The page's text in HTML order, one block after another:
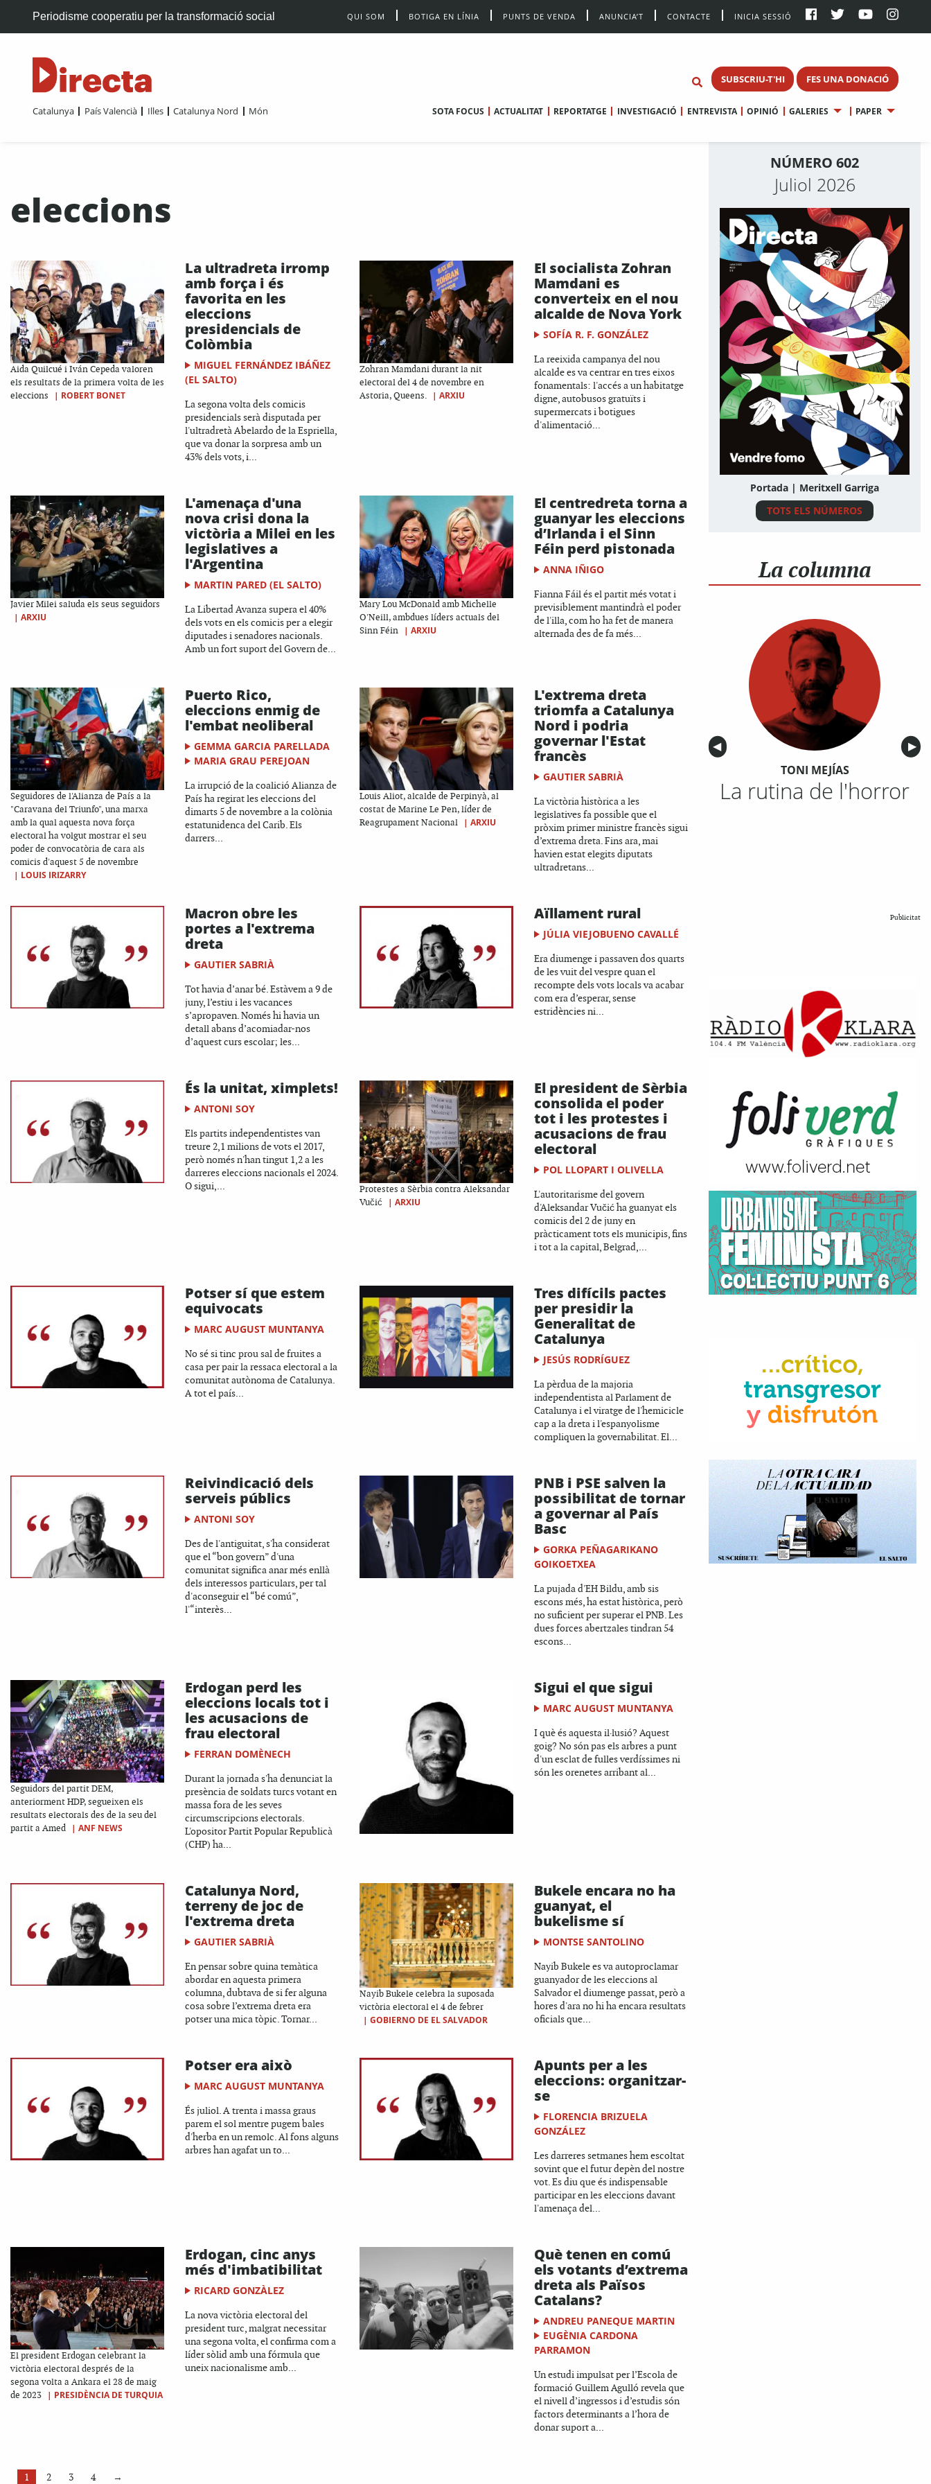
Periodisme cooperatiu per la transformació social QUI SOM BOTIGA EN LÍNIA PUNTS DE VENDA ANUNCIA’T CONTACTE INICIA SESSIÓ
SUBSCRIU-T'HI FES UNA DONACIÓ
Catalunya País Valencià Illes Catalunya Nord Món SOTA FOCUS ACTUALITAT REPORTATGE INVESTIGACIÓ ENTREVISTA OPINIÓ GALERIES PAPER
eleccions
Aida Quilcué i Iván Cepeda valoren
els resultats de la primera volta de les
eleccions
| ROBERT BONET
La ultradreta irromp
amb força i és
favorita en les
eleccions
presidencials de
Colòmbia
MIGUEL FERNÁNDEZ IBÁÑEZ
(EL SALTO)
La segona volta dels comicis
presidencials serà disputada per
l'ultradretà Abelardo de la Espriella,
que va donar la sorpresa amb un
43% dels vots, i...
Zohran Mamdani durant la nit
electoral del 4 de novembre en
Astoria, Queens.
| ARXIU
El socialista Zohran
Mamdani es
converteix en el nou
alcalde de Nova York
SOFÍA R. F. GONZÁLEZ
La reeixida campanya del nou
alcalde es va centrar en tres eixos
fonamentals: l'accés a un habitatge
digne, autobusos gratuïts i
supermercats i botigues
d'alimentació...
Javier Milei saluda els seus seguidors
| ARXIU
L'amenaça d'una
nova crisi dona la
victòria a Milei en les
legislatives a
l'Argentina
MARTIN PARED (EL SALTO)
La Libertad Avanza supera el 40%
dels vots en els comicis per a elegir
diputades i senadores nacionals.
Amb un fort suport del Govern de...
Mary Lou McDonald amb Michelle
O'Neill, ambdues líders actuals del
Sinn Féin
| ARXIU
El centredreta torna a
guanyar les eleccions
d’Irlanda i el Sinn
Féin perd pistonada
ANNA IÑIGO
Fianna Fáil és el partit més votat i
previsiblement mantindrà el poder
de l'illa, com ho ha fet de manera
alternada des de fa més...
Seguidores de l'Alianza de País a la
"Caravana del Triunfo", una marxa
amb la qual aquesta nova força
electoral ha volgut mostrar el seu
poder de convocatòria de cara als
comicis d'aquest 5 de novembre
| LOUIS IRIZARRY
Puerto Rico,
eleccions enmig de
l'embat neoliberal
GEMMA GARCIA PARELLADA
MARIA GRAU PEREJOAN
La irrupció de la coalició Alianza de
País ha regirat les eleccions del
dimarts 5 de novembre a la colònia
estatunidenca del Carib. Els
darrers...
Louis Aliot, alcalde de Perpinyà, al
costat de Marine Le Pen, líder de
Reagrupament Nacional
| ARXIU
L'extrema dreta
triomfa a Catalunya
Nord i podria
governar l'Estat
francès
GAUTIER SABRIÀ
La victòria històrica a les
legislatives fa possible que el
pròxim primer ministre francès sigui
d’extrema dreta. Fins ara, mai
havien estat elegits diputats
ultradretans...
Macron obre les
portes a l'extrema
dreta
GAUTIER SABRIÀ
Tot havia d’anar bé. Estàvem a 9 de
juny, l’estiu i les vacances
s’apropaven. Només hi havia un
detall abans d’acomiadar-nos
d’aquest curs escolar; les...
Aïllament rural
JÚLIA VIEJOBUENO CAVALLÉ
Era diumenge i passaven dos quarts
de les vuit del vespre quan el
recompte dels vots locals va acabar
com era d’esperar, sense
estridències ni...
És la unitat, ximplets!
ANTONI SOY
Els partits independentistes van
treure 2,1 milions de vots el 2017,
però només n'han tingut 1,2 a les
darreres eleccions nacionals el 2024.
O sigui,...
Protestes a Sèrbia contra Aleksandar
Vučić
| ARXIU
El president de Sèrbia
consolida el poder
tot i les protestes i
acusacions de frau
electoral
POL LLOPART I OLIVELLA
L'autoritarisme del govern
d'Aleksandar Vučić ha guanyat els
comicis del 2 de juny en
pràcticament tots els municipis, fins
i tot a la capital, Belgrad,...
Potser sí que estem
equivocats
MARC AUGUST MUNTANYA
No sé si tinc prou sal de fruites a
casa per pair la ressaca electoral a la
comunitat autònoma de Catalunya.
A tot el país...
Tres difícils pactes
per presidir la
Generalitat de
Catalunya
JESÚS RODRÍGUEZ
La pèrdua de la majoria
independentista al Parlament de
Catalunya i el viratge de l'hemicicle
cap a la dreta i l'espanyolisme
compliquen la governabilitat. El...
Reivindicació dels
serveis públics
ANTONI SOY
Des de l'antiguitat, s'ha considerat
que el “bon govern” d'una
comunitat significa anar més enllà
dels interessos particulars, per tal
d'aconseguir el “bé comú”,
l'“interès...
PNB i PSE salven la
possibilitat de tornar
a governar al País
Basc
GORKA PEÑAGARIKANO
GOIKOETXEA
La pujada d'EH Bildu, amb sis
escons més, ha estat històrica, però
no suficient per superar el PNB. Les
dues forces abertzales tindran 54
escons...
Seguidors del partit DEM,
anteriorment HDP, segueixen els
resultats electorals des de la seu del
partit a Amed
| ANF NEWS
Erdogan perd les
eleccions locals tot i
les acusacions de
frau electoral
FERRAN DOMÈNECH
Durant la jornada s'ha denunciat la
presència de soldats turcs votant en
massa fora de les seves
circumscripcions electorals.
L'opositor Partit Popular Republicà
(CHP) ha...
Sigui el que sigui
MARC AUGUST MUNTANYA
I què és aquesta il·lusió? Aquest
goig? No són pas els arbres a punt
d'un esclat de fulles verdíssimes ni
són les orenetes arribant al...
Catalunya Nord,
terreny de joc de
l'extrema dreta
GAUTIER SABRIÀ
En pensar sobre quina temàtica
abordar en aquesta primera
columna, dubtava de si fer alguna
cosa sobre l’extrema dreta era
potser una mica tòpic. Tornar...
Nayib Bukele celebra la suposada
victòria electoral el 4 de febrer
| GOBIERNO DE EL SALVADOR
Bukele encara no ha
guanyat, el
bukelisme sí
MONTSE SANTOLINO
Nayib Bukele es va autoproclamar
guanyador de les eleccions al
Salvador el diumenge passat, però a
hores d'ara no hi ha encara resultats
oficials que...
Potser era això
MARC AUGUST MUNTANYA
És juliol. A trenta i massa graus
parem el sol mentre pugem bales
d'herba en un remolc. Al fons alguns
arbres han agafat un to...
Apunts per a les
eleccions: organitzar-
se
FLORENCIA BRIZUELA
GONZÁLEZ
Les darreres setmanes hem escoltat
sovint que el futur depèn del nostre
vot. Es diu que és indispensable
participar en les eleccions davant
l'amenaça del...
El president Erdogan celebrant la
victòria electoral després de la
segona volta a Ankara el 28 de maig
de 2023
| PRESIDÈNCIA DE TURQUIA
Erdogan, cinc anys
més d'imbatibilitat
RICARD GONZÀLEZ
La nova victòria electoral del
president turc, malgrat necessitar
una segona volta, el confirma com a
líder sòlid amb una fórmula que
uneix nacionalisme amb...
Què tenen en comú
els votants d’extrema
dreta als Països
Catalans?
ANDREU PANEQUE MARTIN
EUGÈNIA CARDONA
PARRAMON
Un estudi impulsat per l’Escola de
formació Guillem Agulló revela que
el nivell d’ingressos i d’estudis són
factors determinants a l’hora de
donar suport a...
1 2 3 4 →
NÚMERO 602
Juliol 2026
Portada | Meritxell Garriga
TOTS ELS NÚMEROS
La columna
Anterior
◀︎ ▶︎
TONI MEJÍAS
La rutina de l'horror
Publicitat